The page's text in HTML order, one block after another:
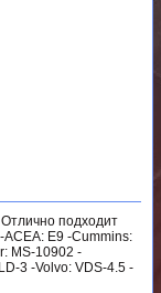
подходит
E9 -Cummins:
MS-10902 -
3 -Volvo: VDS-4.5 -